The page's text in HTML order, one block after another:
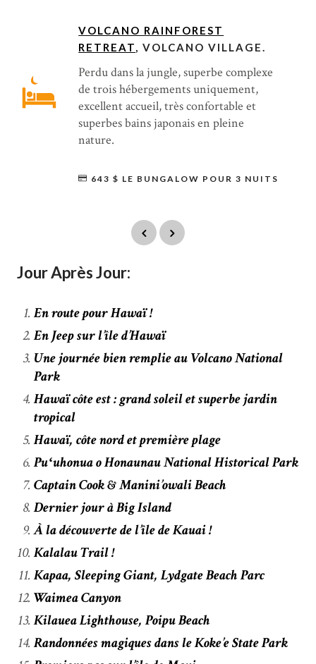
VOLCANO RAINFOREST
RETREAT, VOLCANO VILLAGE.
Perdu dans la jungle, superbe complexe
de trois hébergements uniquement,
excellent accueil, très confortable et
superbes bains japonais en pleine
nature.
643 $ LE BUNGALOW POUR 3 NUITS
Jour Après Jour:
En route pour Hawaï !
En Jeep sur l’île d’Hawaï
Une journée bien remplie au Volcano National
Park
Hawaï côte est : grand soleil et superbe jardin
tropical
Hawaï, côte nord et première plage
Puʻuhonua o Honaunau National Historical Park
Captain Cook & Manini’owali Beach
Dernier jour à Big Island
À la découverte de l’île de Kauai !
Kalalau Trail !
Kapaa, Sleeping Giant, Lydgate Beach Parc
Waimea Canyon
Kilauea Lighthouse, Poipu Beach
Randonnées magiques dans le Koke’e State Park